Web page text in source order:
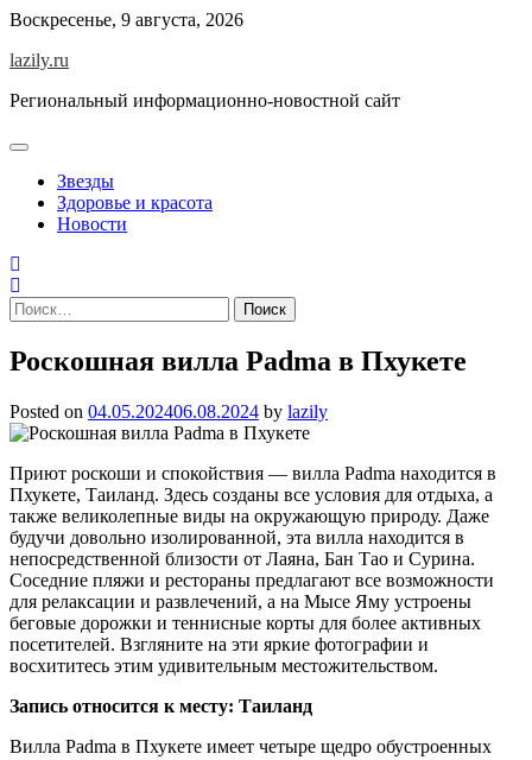
Skip
content
Воскресенье, 9 августа, 2026
lazily.ru
Региональный информационно-новостной сайт
Звезды
Здоровье и красота
Новости
Найти:
Роскошная вилла Padma в Пхукете
Posted on 04.05.202406.08.2024 by lazily
Приют роскоши и спокойствия — вилла Padma находится в
Пхукете, Таиланд. Здесь созданы все условия для отдыха, а
также великолепные виды на окружающую природу. Даже
будучи довольно изолированной, эта вилла находится в
непосредственной близости от Лаяна, Бан Тао и Сурина.
Соседние пляжи и рестораны предлагают все возможности
для релаксации и развлечений, а на Мысе Яму устроены
беговые дорожки и теннисные корты для более активных
посетителей. Взгляните на эти яркие фотографии и
восхититесь этим удивительным местожительством.
Запись относится к месту: Таиланд
Вилла Padma в Пхукете имеет четыре щедро обустроенных